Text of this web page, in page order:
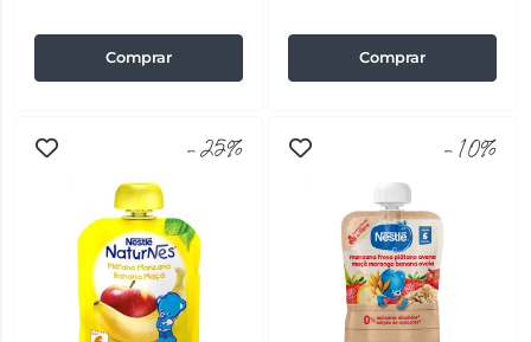
Comprar Comprar
-25% -10%